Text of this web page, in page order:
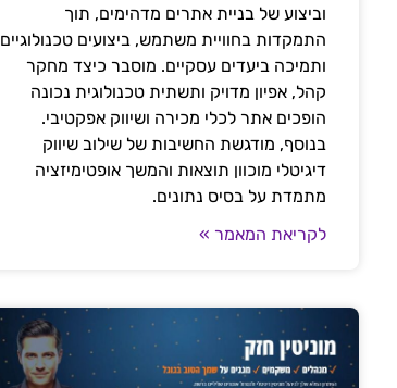
וביצוע של בניית אתרים מדהימים, תוך
התמקדות בחוויית משתמש, ביצועים טכנולוגיים
ותמיכה ביעדים עסקיים. מוסבר כיצד מחקר
קהל, אפיון מדויק ותשתית טכנולוגית נכונה
הופכים אתר לכלי מכירה ושיווק אפקטיבי.
בנוסף, מודגשת החשיבות של שילוב שיווק
דיגיטלי מוכוון תוצאות והמשך אופטימיזציה
מתמדת על בסיס נתונים.
לקריאת המאמר »